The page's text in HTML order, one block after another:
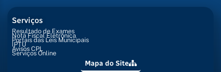
Serviços
Resultado de Exames
Nota Fiscal Eletrônica
Portais das Leis Municipais
IPTU
Avisos CPL
Serviços Online
Mapa do Site